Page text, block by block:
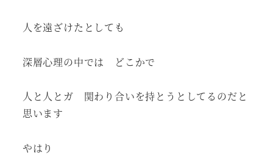
人を遠ざけたとしても
深層心理の中では どこかで
人と人とガ 関わり合いを持とうとしてるのだと
思います
やはり